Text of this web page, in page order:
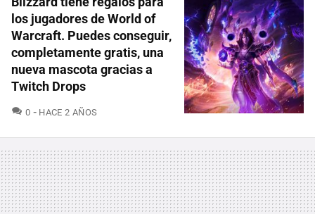
los jugadores de World of
Warcraft. Puedes conseguir,
completamente gratis, una
nueva mascota gracias a
Twitch Drops
0 COMENTARIOS
HACE 2 AÑOS